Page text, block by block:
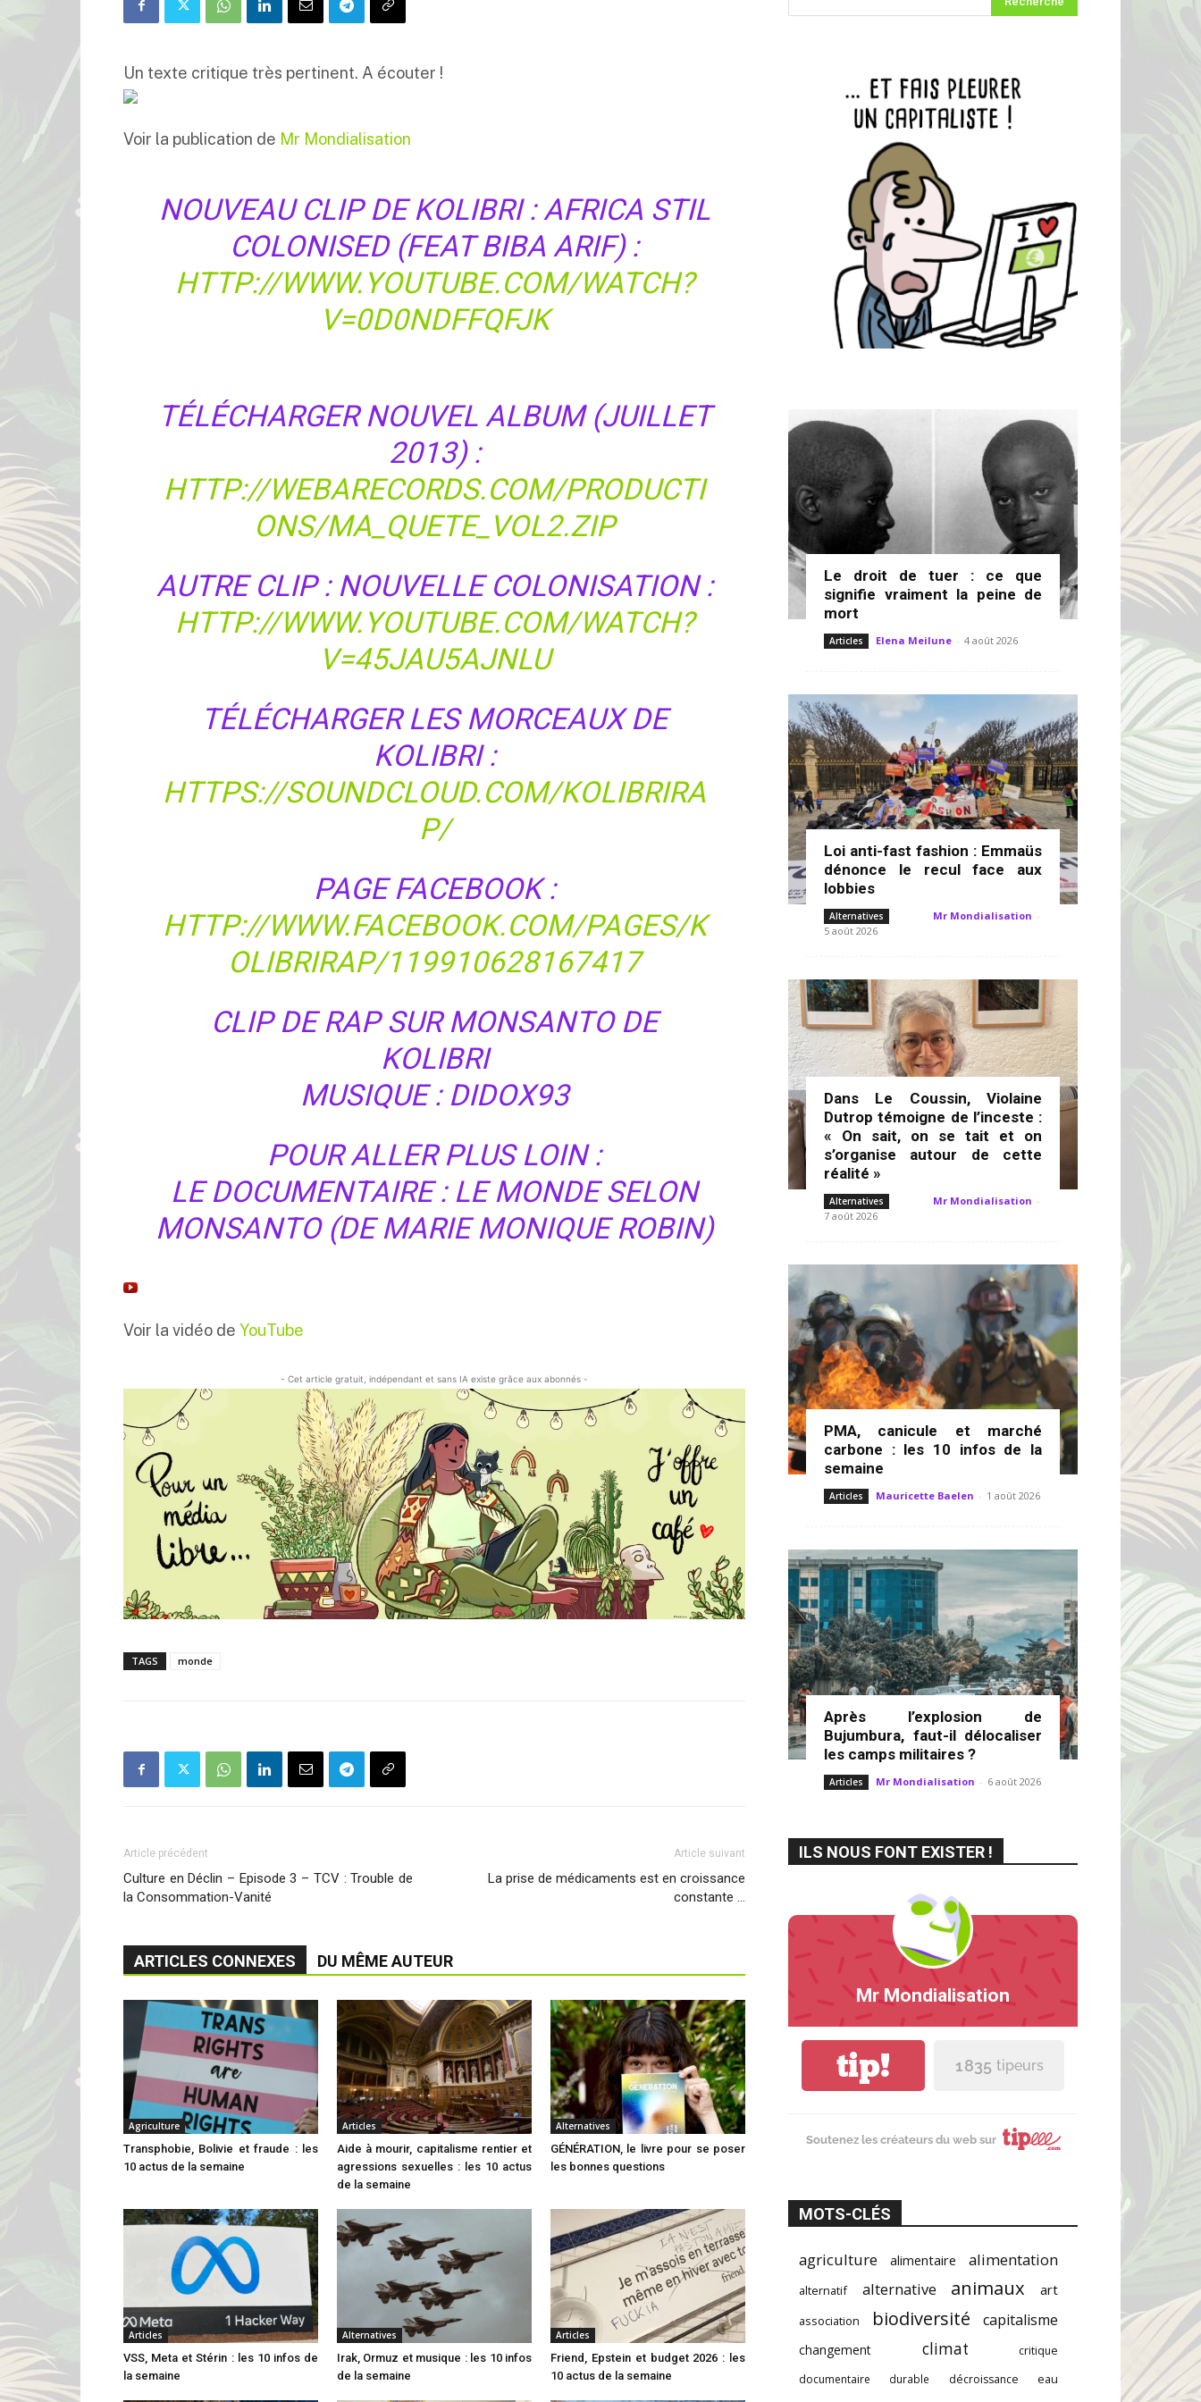
Un texte critique très pertinent. A écouter !
Voir la publication de Mr Mondialisation
NOUVEAU CLIP DE KOLIBRI : AFRICA STIL
COLONISED (FEAT BIBA ARIF) :
HTTP://WWW.YOUTUBE.COM/WATCH?
V=0D0NDFFQFJK
TÉLÉCHARGER NOUVEL ALBUM (JUILLET
2013) :
HTTP://WEBARECORDS.COM/PRODUCTI
ONS/MA_QUETE_VOL2.ZIP
AUTRE CLIP : NOUVELLE COLONISATION :
HTTP://WWW.YOUTUBE.COM/WATCH?
V=45JAU5AJNLU
TÉLÉCHARGER LES MORCEAUX DE
KOLIBRI :
HTTPS://SOUNDCLOUD.COM/KOLIBRIRA
P/
PAGE FACEBOOK :
HTTP://WWW.FACEBOOK.COM/PAGES/K
OLIBRIRAP/119910628167417
CLIP DE RAP SUR MONSANTO DE
KOLIBRI
MUSIQUE : DIDOX93
POUR ALLER PLUS LOIN :
LE DOCUMENTAIRE : LE MONDE SELON
MONSANTO (DE MARIE MONIQUE ROBIN)
Voir la vidéo de YouTube
- Cet article gratuit, indépendant et sans IA existe grâce aux abonnés -
TAGS monde
Article précédent
Culture en Déclin – Episode 3 – TCV : Trouble de
la Consommation-Vanité
Article suivant
La prise de médicaments est en croissance
constante …
ARTICLES CONNEXES DU MÊME AUTEUR
Agriculture
Transphobie, Bolivie et fraude : les
10 actus de la semaine
Articles
Aide à mourir, capitalisme rentier et
agressions sexuelles : les 10 actus
de la semaine
Alternatives
GÉNÉRATION, le livre pour se poser
les bonnes questions
Articles
VSS, Meta et Stérin : les 10 infos de
la semaine
Alternatives
Irak, Ormuz et musique : les 10 infos
de la semaine
Articles
Friend, Epstein et budget 2026 : les
10 actus de la semaine
Le droit de tuer : ce que
signifie vraiment la peine de
mort
Articles Elena Meilune - 4 août 2026
Loi anti-fast fashion : Emmaüs
dénonce le recul face aux
lobbies
Alternatives Mr Mondialisation -
5 août 2026
Dans Le Coussin, Violaine
Dutrop témoigne de l’inceste :
« On sait, on se tait et on
s’organise autour de cette
réalité »
Alternatives Mr Mondialisation -
7 août 2026
PMA, canicule et marché
carbone : les 10 infos de la
semaine
Articles Mauricette Baelen - 1 août 2026
Après l’explosion de
Bujumbura, faut-il délocaliser
les camps militaires ?
Articles Mr Mondialisation - 6 août 2026
ILS NOUS FONT EXISTER !
Mr Mondialisation
tip! 1 835 tipeurs
Soutenez les créateurs du web sur
MOTS-CLÉS
agriculture alimentaire alimentation
alternatif alternative animaux art
association biodiversité capitalisme
changement climat
critique
documentaire
durable décroissance eau